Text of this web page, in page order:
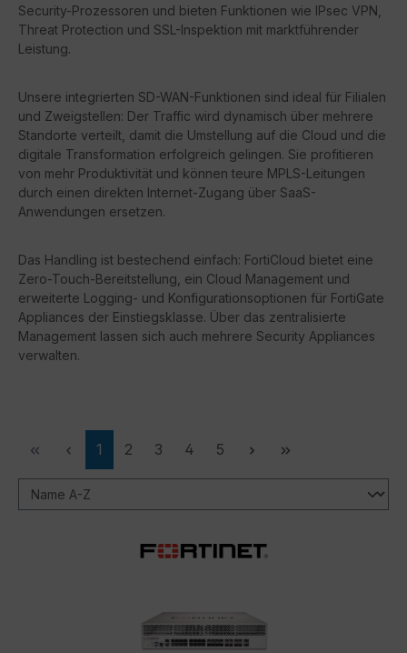
Security-Prozessoren und bieten Funktionen wie IPsec VPN,
Threat Protection und SSL-Inspektion mit marktführender
Leistung.
Unsere integrierten SD-WAN-Funktionen sind ideal für Filialen
und Zweigstellen: Der Traffic wird dynamisch über mehrere
Standorte verteilt, damit die Umstellung auf die Cloud und die
digitale Transformation erfolgreich gelingen. Sie profitieren
von mehr Produktivität und können teure MPLS-Leitungen
durch einen direkten Internet-Zugang über SaaS-
Anwendungen ersetzen.
Das Handling ist bestechend einfach: FortiCloud bietet eine
Zero-Touch-Bereitstellung, ein Cloud Management und
erweiterte Logging- und Konfigurationsoptionen für FortiGate
Appliances der Einstiegsklasse. Über das zentralisierte
Management lassen sich auch mehrere Security Appliances
verwalten.
Seite
1 Seite
2 Seite
3 Seite
4 Seite
5